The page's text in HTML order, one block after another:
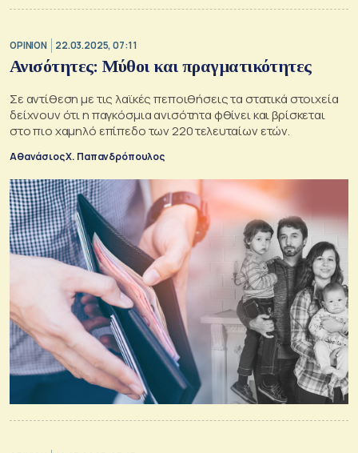
OPINION 22.03.2025, 07:11
Ανισότητες: Μύθοι και πραγματικότητες
Σε αντίθεση με τις λαϊκές πεποιθήσεις τα στατικά στοιχεία
δείχνουν ότι η παγκόσμια ανισότητα φθίνει και βρίσκεται
στο πιο χαμηλό επίπεδο των 220 τελευταίων ετών.
Αθανάσιος Χ. Παπανδρόπουλος